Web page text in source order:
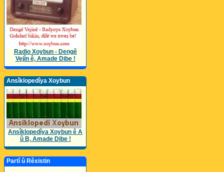
Radio Xoybun - Dengê
Vejîn ê, Amade Dibe !
Ansîklopedîya Xoybun
Ansîklopedîya Xoybun ê A
û B, Amade Dibe !
Partî û Rêxistin